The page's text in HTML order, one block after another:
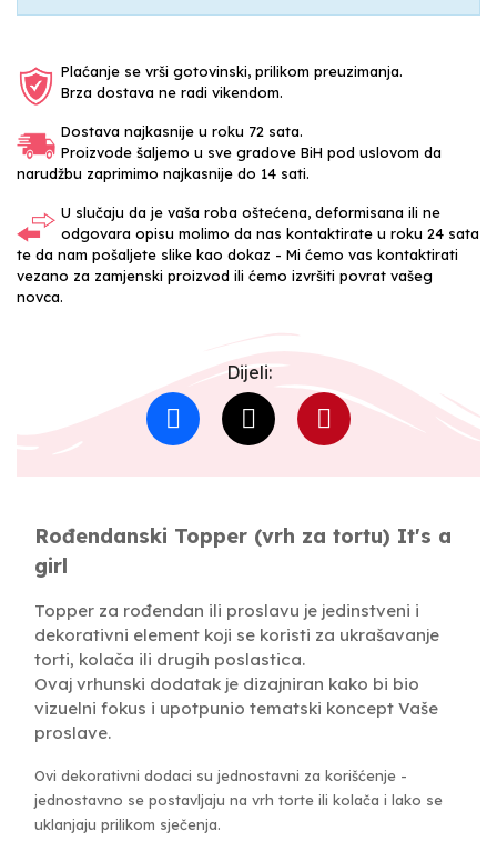
Plaćanje se vrši gotovinski, prilikom preuzimanja.
Brza dostava ne radi vikendom.
Dostava najkasnije u roku 72 sata.
Proizvode šaljemo u sve gradove BiH pod uslovom da
narudžbu zaprimimo najkasnije do 14 sati.
U slučaju da je vaša roba oštećena, deformisana ili ne
odgovara opisu molimo da nas kontaktirate u roku 24 sata
te da nam pošaljete slike kao dokaz - Mi ćemo vas kontaktirati
vezano za zamjenski proizvod ili ćemo izvršiti povrat vašeg
novca.
Dijeli:
Rođendanski Topper (vrh za tortu) It's a
girl
Topper za rođendan ili proslavu je jedinstveni i
dekorativni element koji se koristi za ukrašavanje
torti, kolača ili drugih poslastica.
Ovaj vrhunski dodatak je dizajniran kako bi bio
vizuelni fokus i upotpunio tematski koncept Vaše
proslave.
Ovi dekorativni dodaci su jednostavni za korišćenje -
jednostavno se postavljaju na vrh torte ili kolača i lako se
uklanjaju prilikom sječenja.